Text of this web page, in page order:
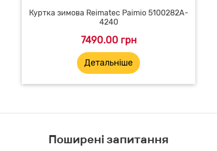
Куртка зимова Reimatec Paimio 5100282A-
4240
7490.00 грн
Детальніше
Поширені запитання